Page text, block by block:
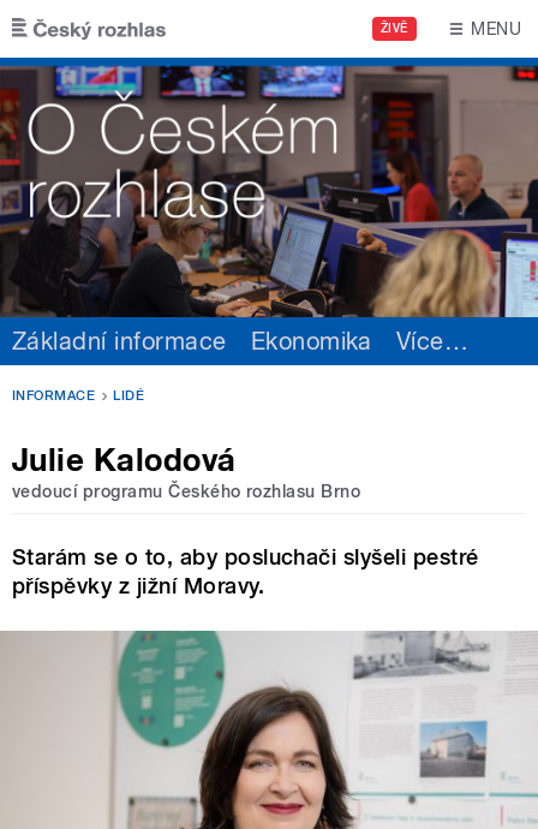
Přejít k hlavnímu obsahu
ŽIVĚ MENU
Základní informace Ekonomika Více…
INFORMACE LIDÉ
Julie Kalodová
vedoucí programu Českého rozhlasu Brno
Starám se o to, aby posluchači slyšeli pestré
příspěvky z jižní Moravy.